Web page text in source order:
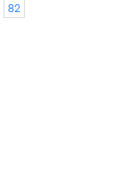
82